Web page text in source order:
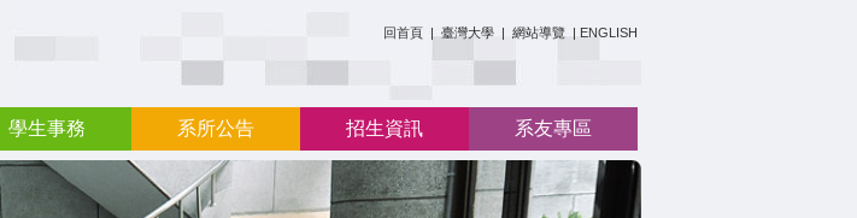
回首頁 | 臺灣大學 | 網站導覽 | ENGLISH
學生事務 系所公告 招生資訊 系友專區